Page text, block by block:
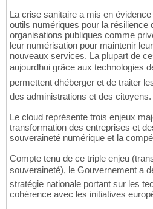
La crise sanitaire a mis en
outils numériques pour la résilience
organisations publiques comme
leur numérisation pour maintenir
nouveaux services. La plupart de
aujourdhui grâce aux technologies
permettent dhéberger et de traiter
des administrations et des citoyens.
Le cloud représente trois enjeux
transformation des entreprises et
souveraineté numérique et la
Compte tenu de ce triple enjeu
souveraineté), le Gouvernement a
stratégie nationale portant sur les
cohérence avec les initiatives